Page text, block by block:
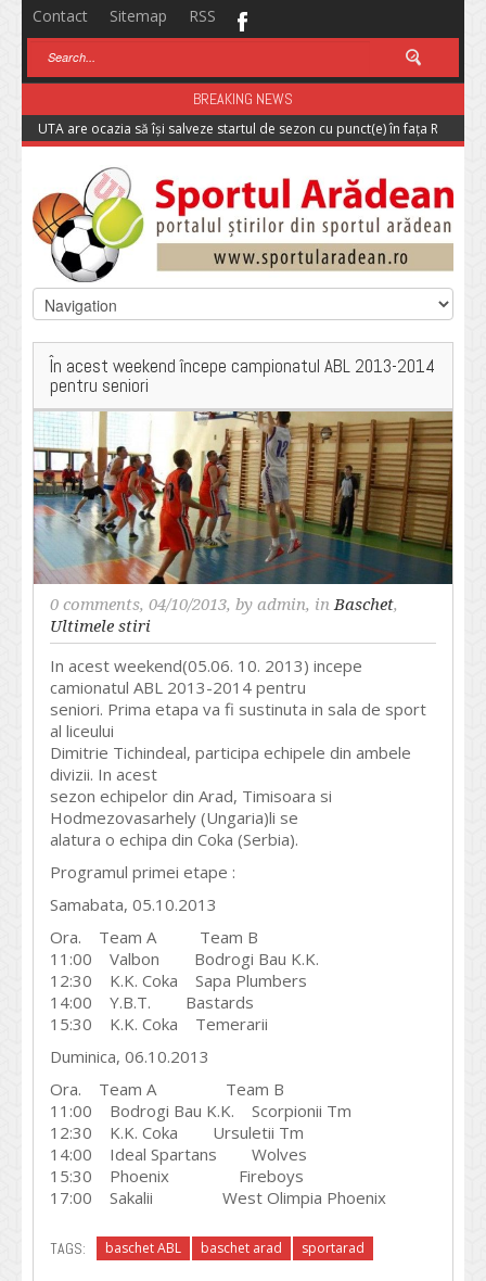
Contact Sitemap RSS
BREAKING NEWS
UTA are ocazia să își salveze startul de sezon cu punct(e) în fața
În acest weekend începe campionatul ABL 2013-2014
pentru seniori
0 comments, 04/10/2013, by admin, inBaschet,
Ultimele stiri
In acest weekend(05.06. 10. 2013) incepe
camionatul ABL 2013-2014 pentru
seniori. Prima etapa va fi sustinuta in sala de sport
al liceului
Dimitrie Tichindeal, participa echipele din ambele
divizii. In acest
sezon echipelor din Arad, Timisoara si
Hodmezovasarhely (Ungaria)li se
alatura o echipa din Coka (Serbia).
Programul primei etape :
Samabata, 05.10.2013
Ora. Team A Team B
11:00 Valbon Bodrogi Bau K.K.
12:30 K.K. Coka Sapa Plumbers
14:00 Y.B.T. Bastards
15:30 K.K. Coka Temerarii
Duminica, 06.10.2013
Ora. Team A Team B
11:00 Bodrogi Bau K.K. Scorpionii Tm
12:30 K.K. Coka Ursuletii Tm
14:00 Ideal Spartans Wolves
15:30 Phoenix Fireboys
17:00 Sakalii West Olimpia Phoenix
TAGS: baschet ABL baschet arad sportarad